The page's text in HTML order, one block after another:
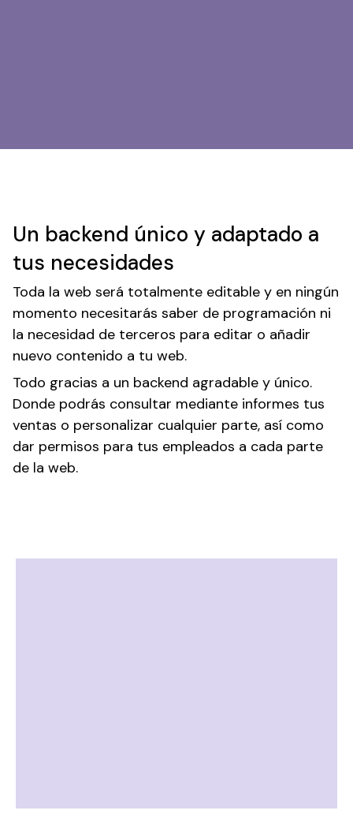
Un backend único y adaptado a
tus necesidades
Toda la web será totalmente editable y en ningún
momento necesitarás saber de programación ni
la necesidad de terceros para editar o añadir
nuevo contenido a tu web.
Todo gracias a un backend agradable y único.
Donde podrás consultar mediante informes tus
ventas o personalizar cualquier parte, así como
dar permisos para tus empleados a cada parte
de la web.